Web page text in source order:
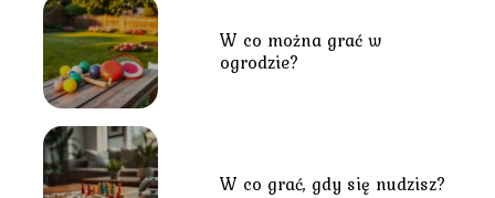
W co można grać w
ogrodzie?
W co grać, gdy się nudzisz?